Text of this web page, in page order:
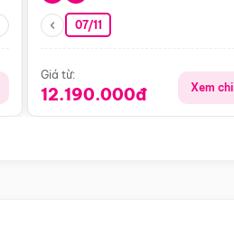
07/11
Giá từ:
12.190.000đ Xem